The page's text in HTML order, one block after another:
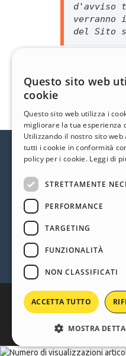
d'avviso
verranno
del Sito
Help
Community
Siti Utenti
Questo sito web
cookie
Questo sito web utilizza i
migliorare la tua esperienza
Utilizzando il nostro sito web
tutti i cookie in conformità
policy per i cookie. Leggi di
STRETTAMENTE
PERFORMANCE
TARGETING
FUNZIONALITÀ
NON CLASSIFICATI
ACCETTA TUTTO
MOSTRA